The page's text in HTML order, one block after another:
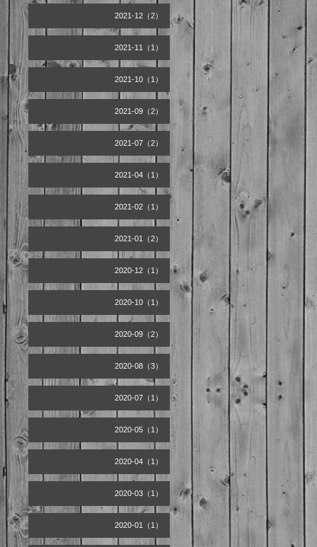
2021-12（2）
2021-11（1）
2021-10（1）
2021-09（2）
2021-07（2）
2021-04（1）
2021-02（1）
2021-01（2）
2020-12（1）
2020-10（1）
2020-09（2）
2020-08（3）
2020-07（1）
2020-05（1）
2020-04（1）
2020-03（1）
2020-01（1）